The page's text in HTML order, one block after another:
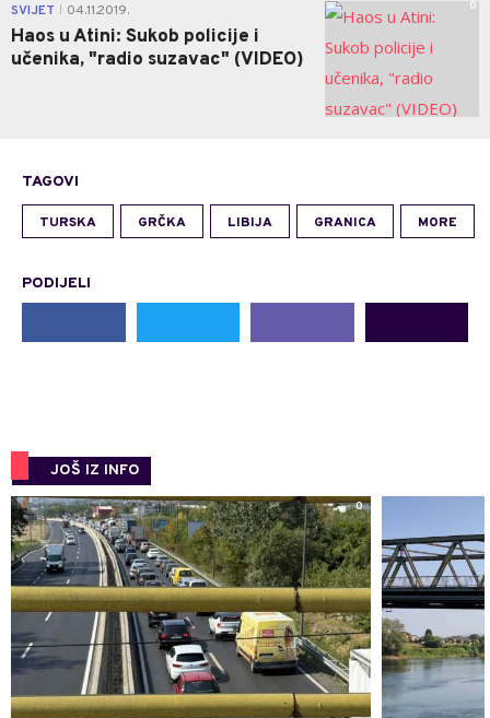
SVIJET 04.11.2019.
Haos u Atini: Sukob policije i
učenika, "radio suzavac" (VIDEO)
0
TAGOVI
TURSKA GRČKA LIBIJA GRANICA MORE
PODIJELI
JOŠ IZ INFO
0